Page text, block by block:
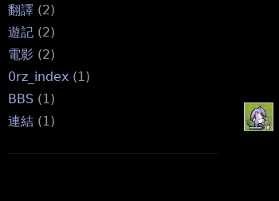
翻譯 (2)
遊記 (2)
電影 (2)
0rz_index (1)
BBS (1)
連結 (1)